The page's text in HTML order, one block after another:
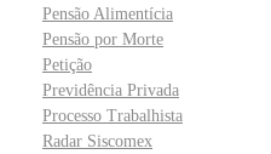
Pensão Alimentícia
Pensão por Morte
Petição
Previdência Privada
Processo Trabalhista
Radar Siscomex